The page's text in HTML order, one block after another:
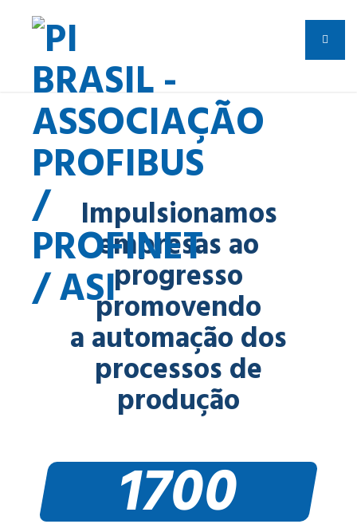
Impulsionamos
empresas ao
progresso
promovendo
a automação dos
processos de
produção
1700